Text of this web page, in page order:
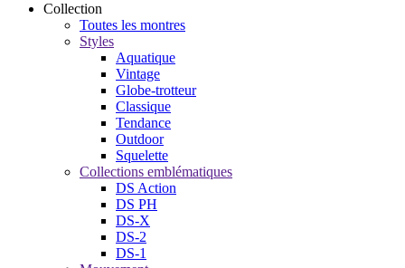
Collection
Toutes les montres
Styles
Aquatique
Vintage
Globe-trotteur
Classique
Tendance
Outdoor
Squelette
Collections emblématiques
DS Action
DS PH
DS-X
DS-2
DS-1